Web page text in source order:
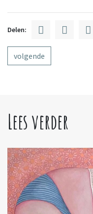
Delen:
volgende
Lees verder